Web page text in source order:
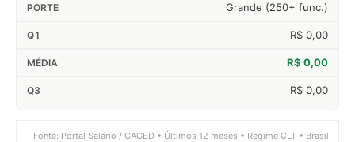
Grande (250+ func.)
R$ 0,00
R$ 0,00
R$ 0,00
Fonte: Portal Salário / CAGED • Últimos 12 meses • Regime CLT • Brasil